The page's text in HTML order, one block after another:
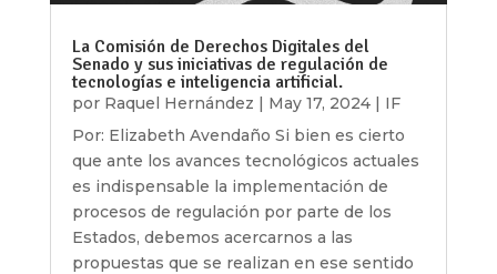
La Comisión de Derechos Digitales del
Senado y sus iniciativas de regulación de
tecnologías e inteligencia artificial.
por Raquel Hernández | May 17, 2024| IF
Por: Elizabeth Avendaño Si bien es cierto
que ante los avances tecnológicos actuales
es indispensable la implementación de
procesos de regulación por parte de los
Estados, debemos acercarnos a las
propuestas que se realizan en ese sentido